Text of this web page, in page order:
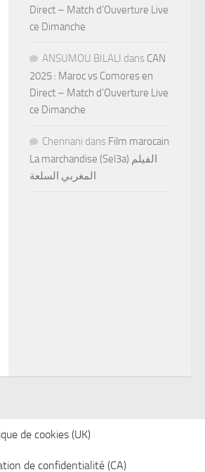
Direct – Match d’Ouverture Live
ce Dimanche
ANSUMOU BILALI dans CAN
2025 : Maroc vs Comores en
Direct – Match d’Ouverture Live
ce Dimanche
Chennani dans Film marocain
La marchandise (Sel3a) الفيلم
المغربي السلعة
de cookies (UK)
de confidentialité (CA)